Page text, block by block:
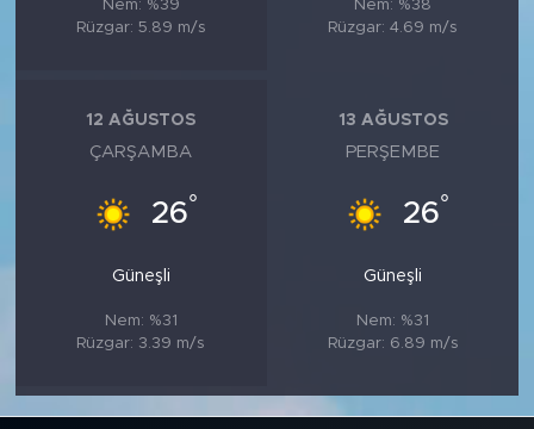
Nem: %39
Rüzgar: 5.89 m/s
Nem: %38
Rüzgar: 4.69 m/s
12 AĞUSTOS
ÇARŞAMBA
26°
Güneşli
Nem: %31
Rüzgar: 3.39 m/s
13 AĞUSTOS
PERŞEMBE
26°
Güneşli
Nem: %31
Rüzgar: 6.89 m/s